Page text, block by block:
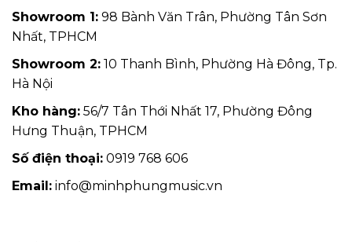
Showroom 1: 98 Bành Văn Trân, Phường Tân Sơn
Nhất, TPHCM
Showroom 2: 10 Thanh Bình, Phường Hà Đông, Tp.
Hà Nội
Kho hàng: 56/7 Tân Thới Nhất 17, Phường Đông
Hưng Thuận, TPHCM
Số điện thoại: 0919 768 606
Email: info@minhphungmusic.vn